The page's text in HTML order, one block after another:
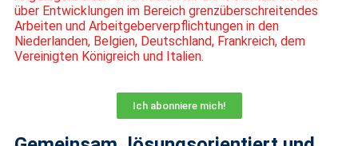
über Entwicklungen im Bereich grenzüberschreitendes
Arbeiten und Arbeitgeberverpflichtungen in den
Niederlanden, Belgien, Deutschland, Frankreich, dem
Vereinigten Königreich und Italien.
Ich abonniere mich!